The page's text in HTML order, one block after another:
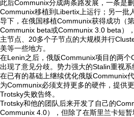
此后Communix分成两条路发展，一条是
Communix移植到Libertix上运行；另一批
导下，在俄国移植Communix获得成功（
Communix beta或Communix 3.0 beta）
主节点、20多个子节点的大规模并行
美等一些地方。
在Lenin之后，俄版Communix项目的两
出现了意见分歧。势力强大的Stalin重视
在已有的基础上继续优化俄版Communix
为Communix必须支持更多的硬件，提供
Trotsky失败告终。
Trotsky和他的团队后来开发了自己的
Communix 4.0），但除了在斯里兰卡短